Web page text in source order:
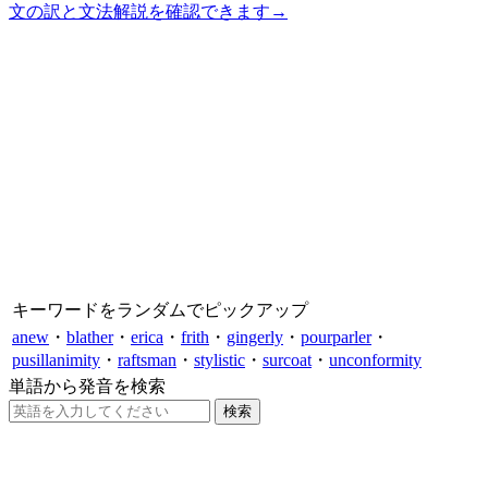
文の訳と文法解説を確認できます →
キーワードをランダムでピックアップ
anew ・ blather・ erica ・ frith ・ gingerly ・ pourparler・
pusillanimity ・ raftsman ・ stylistic ・ surcoat ・ unconformity
単語から発音を検索